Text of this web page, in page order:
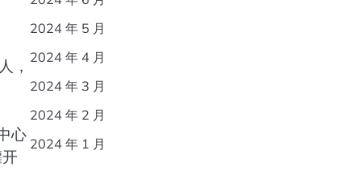
，
心
2024 年 5 月
2024 年 4 月
2024 年 3 月
2024 年 2 月
2024 年 1 月